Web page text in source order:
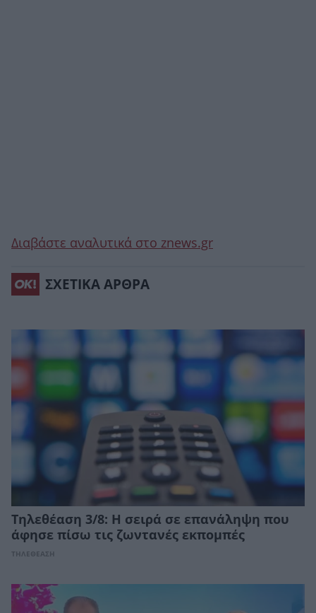
Διαβάστε αναλυτικά στο znews.gr
ΣΧΕΤΙΚΑ ΑΡΘΡΑ
Τηλεθέαση 3/8: Η σειρά σε επανάληψη που
άφησε πίσω τις ζωντανές εκπομπές
ΤΗΛΕΘΕΑΣΗ